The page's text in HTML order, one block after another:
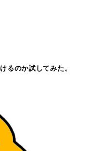
るのか試してみた。